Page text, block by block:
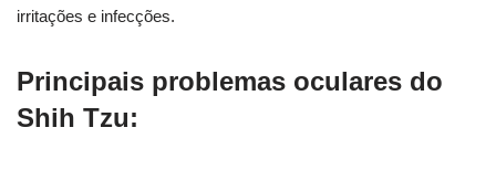
irritações e infecções.
Principais problemas oculares do
Shih Tzu: